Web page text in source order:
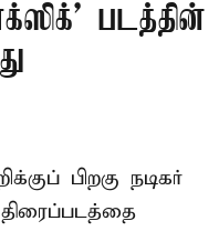
படத்தின்
பிறகு நடிகர்